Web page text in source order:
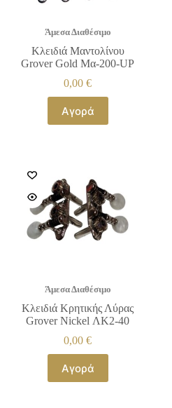
Άμεσα Διαθέσιμο
Κλειδιά Μαντολίνου
Grover Gold Μα-200-UP
0,00€
Αγορά
Άμεσα Διαθέσιμο
Κλειδιά Κρητικής Λύρας
Grover Nickel ΛΚ2-40
0,00€
Αγορά